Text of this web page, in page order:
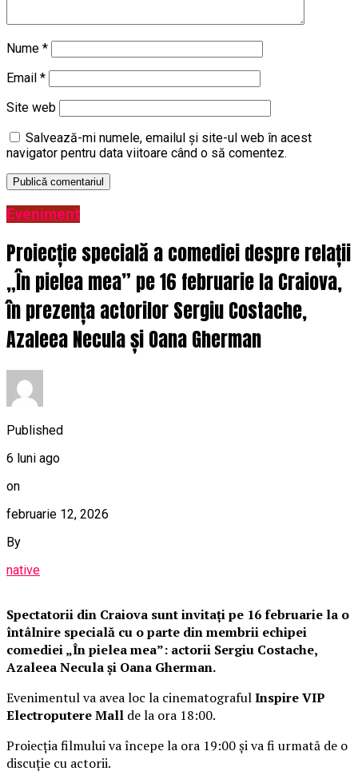
Nume *
Email *
Site web
Salvează-mi numele, emailul și site-ul web în acest
navigator pentru data viitoare când o să comentez.
Eveniment
Proiecție specială a comediei despre relații
„În pielea mea” pe 16 februarie la Craiova,
în prezența actorilor Sergiu Costache,
Azaleea Necula și Oana Gherman
Published
6 luni ago
on
februarie 12, 2026
By
native
Spectatorii din Craiova sunt invitați pe 16 februarie la o
întâlnire specială cu o parte din membrii echipei
comediei „În pielea mea”: actorii Sergiu Costache,
Azaleea Necula și Oana Gherman.
Evenimentul va avea loc la cinematografulInspire VIP
Electroputere Mall de la ora 18:00.
Proiecția filmului va începe la ora 19:00 și va fi urmată de o
discuție cu actorii.